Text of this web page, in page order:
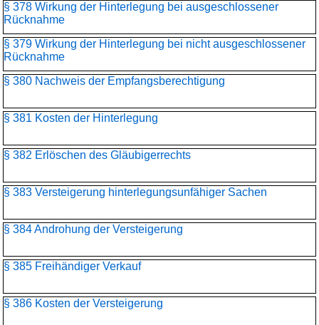
§ 378 Wirkung der Hinterlegung bei ausgeschlossener
Rücknahme
§ 379 Wirkung der Hinterlegung bei nicht ausgeschlossener
Rücknahme
§ 380 Nachweis der Empfangsberechtigung
§ 381 Kosten der Hinterlegung
§ 382 Erlöschen des Gläubigerrechts
§ 383 Versteigerung hinterlegungsunfähiger Sachen
§ 384 Androhung der Versteigerung
§ 385 Freihändiger Verkauf
§ 386 Kosten der Versteigerung